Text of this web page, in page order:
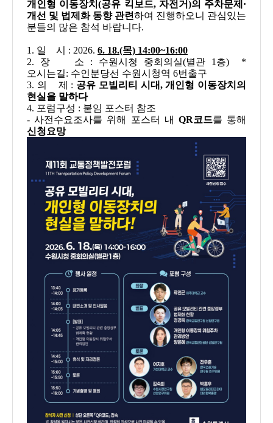
개인형 이동장치(공유 킥보드, 자전거)의 주차문제·
개선 및 법제화 동향 관련하여 진행하오니 관심있는
분들의 많은 참석 바랍니다.
1. 일 시 : 2026. 6. 18.(목) 14:00~16:00
2. 장 소 : 수원시청 중회의실(별관 1층) *
오시는길: 수인분당선 수원시청역 6번출구
3. 의 제 : 공유 모빌리티 시대, 개인형 이동장치의
현실을 말하다
4. 포럼구성 : 붙임 포스터 참조
- 사전수요조사를 위해 포스터 내 QR코드를 통해
신청요망